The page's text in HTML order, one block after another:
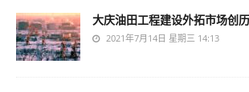
大庆油田工程建设外拓市场创
2021年7月14日 星期三 14:13